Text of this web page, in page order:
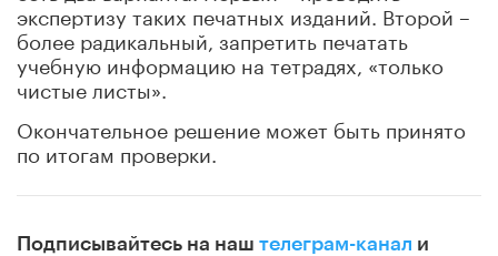
экспертизу таких печатных изданий. Второй –
более радикальный, запретить печатать
учебную информацию на тетрадях, «только
чистые листы».
Окончательное решение может быть принято
по итогам проверки.
Подписывайтесь на наш телеграм-канал и